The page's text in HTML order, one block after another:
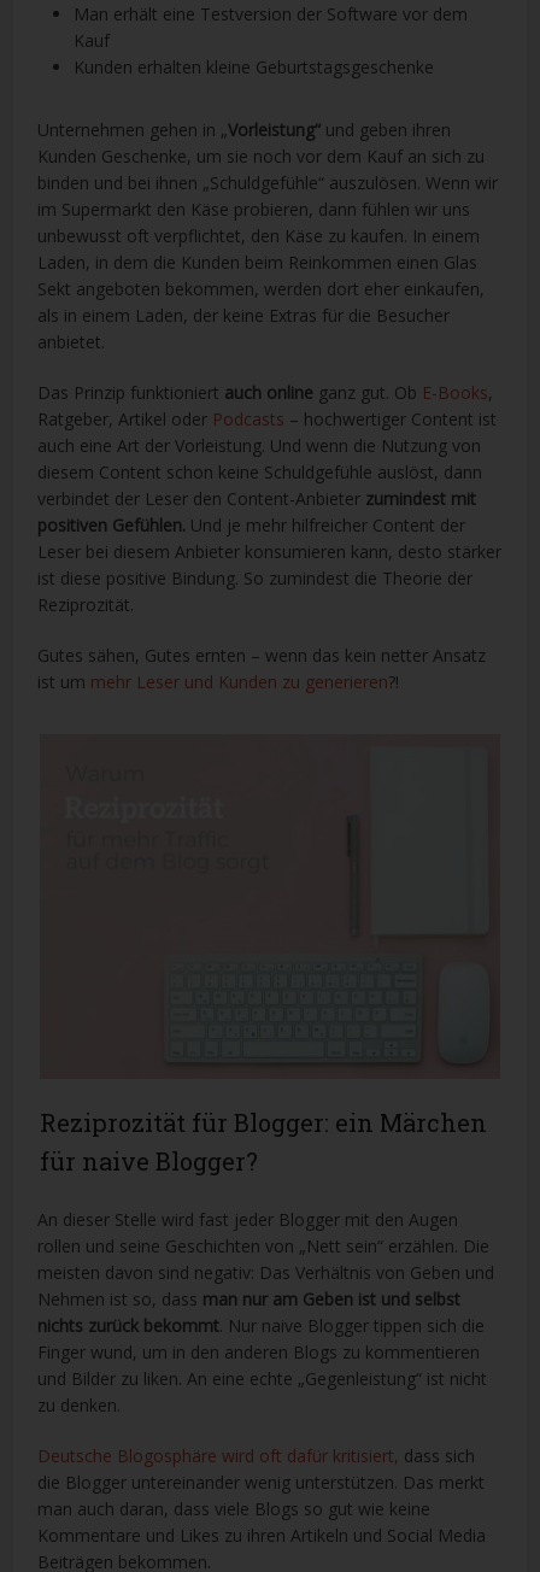
Man erhält eine Testversion der Software vor dem
Kauf
Kunden erhalten kleine Geburtstagsgeschenke
Unternehmen gehen in „Vorleistung“ und geben ihren
Kunden Geschenke, um sie noch vor dem Kauf an sich zu
binden und bei ihnen „Schuldgefühle“ auszulösen. Wenn wir
im Supermarkt den Käse probieren, dann fühlen wir uns
unbewusst oft verpflichtet, den Käse zu kaufen. In einem
Laden, in dem die Kunden beim Reinkommen einen Glas
Sekt angeboten bekommen, werden dort eher einkaufen,
als in einem Laden, der keine Extras für die Besucher
anbietet.
Das Prinzip funktioniert auch online ganz gut. Ob E-Books,
Ratgeber, Artikel oder Podcasts – hochwertiger Content ist
auch eine Art der Vorleistung. Und wenn die Nutzung von
diesem Content schon keine Schuldgefühle auslöst, dann
verbindet der Leser den Content-Anbieter zumindest mit
positiven Gefühlen. Und je mehr hilfreicher Content der
Leser bei diesem Anbieter konsumieren kann, desto stärker
ist diese positive Bindung. So zumindest die Theorie der
Reziprozität.
Gutes sähen, Gutes ernten – wenn das kein netter Ansatz
ist um mehr Leser und Kunden zu generieren?!
Reziprozität für Blogger: ein Märchen
für naive Blogger?
An dieser Stelle wird fast jeder Blogger mit den Augen
rollen und seine Geschichten von „Nett sein“ erzählen. Die
meisten davon sind negativ: Das Verhältnis von Geben und
Nehmen ist so, dass man nur am Geben ist und selbst
nichts zurück bekommt. Nur naive Blogger tippen sich die
Finger wund, um in den anderen Blogs zu kommentieren
und Bilder zu liken. An eine echte „Gegenleistung“ ist nicht
zu denken.
Deutsche Blogosphäre wird oft dafür kritisiert, dass sich
die Blogger untereinander wenig unterstützen. Das merkt
man auch daran, dass viele Blogs so gut wie keine
Kommentare und Likes zu ihren Artikeln und Social Media
Beiträgen bekommen.